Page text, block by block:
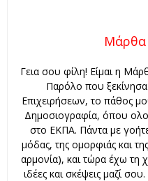
Μάρθα
Γεια σου φίλη! Είμαι η
Παρόλο που
Επιχειρήσεων, το πάθος
Δημοσιογραφία, όπου
στο ΕΚΠΑ. Πάντα με
μόδας, της ομορφιάς και
αρμονία), και τώρα έχω τη
ιδέες και σκέψεις μαζί